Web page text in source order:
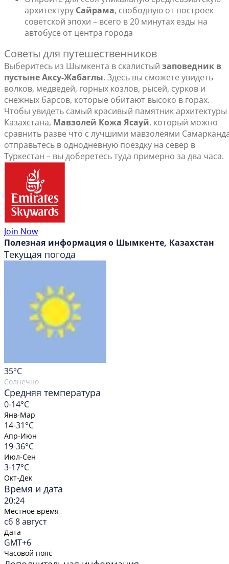
архитектуру Сайрама, свободную от построек
советской эпохи – всего в 20 минутах езды на
автобусе от центра города
Советы для путешественников
Выберитесь из Шымкента в скалистый заповедник в
пустыне Аксу-Жабаглы. Здесь вы сможете увидеть
волков, медведей, горных козлов, рысей, сурков и
снежных барсов, которые обитают высоко в горах.
Чтобы увидеть самый красивый памятник архитектуры
Казахстана, Мавзолей Кожа Ясауй, который можно
сравнить разве что с лучшими мавзолеями
отправьтесь в однодневную поездку на север в
Туркестан – вы доберетесь туда примерно за два часа.
Join Now
Полезная информация о Шымкенте, Казахстан
Текущая погода
35°C
Солнечно
Средняя температура
0-14°C
Янв-Мар
14-31°C
Апр-Июн
19-36°C
Июл-Сен
3-17°C
Окт-Дек
Время и дата
20:24
Местное время
сб 8 август
Дата
GMT+6
Часовой пояс